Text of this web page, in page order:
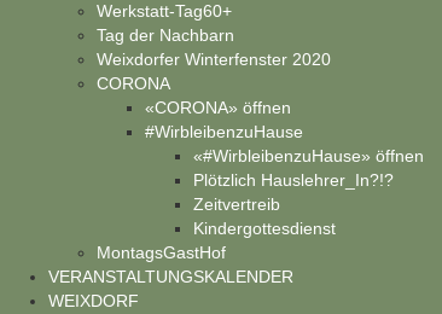
Werkstatt-Tag60+
Tag der Nachbarn
Weixdorfer Winterfenster 2020
CORONA
«CORONA» öffnen
#WirbleibenzuHause
«#WirbleibenzuHause» öffnen
Plötzlich Hauslehrer_In?!?
Zeitvertreib
Kindergottesdienst
MontagsGastHof
VERANSTALTUNGSKALENDER
WEIXDORF